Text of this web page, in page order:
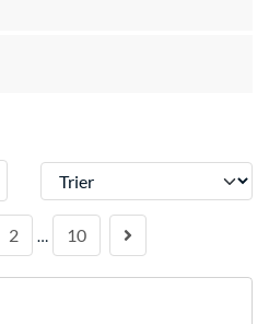
Trier
2 … 10